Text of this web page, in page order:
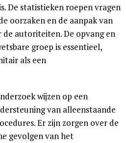
De statistieken roepen vragen
oorzaken en de aanpak van
autoriteiten. De opvang en
groep is essentieel,
als een
wijzen op een
van alleenstaande
Er zijn zorgen over de
gevolgen van het